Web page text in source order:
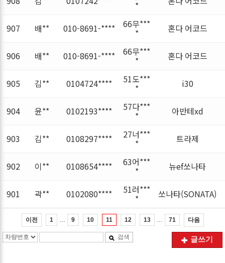
*
907 배** 010-8691-**** 66무***
* 혼다 어코드
906 배** 010-8691-**** 66무***
* 혼다 어코드
905 김** 0104724**** 51도***
* i30
904 윤** 0102193**** 57다***
* 아반테xd
903 김** 0108297**** 27너***
* 트라제
902 이** 0108654**** 63어***
* 뉴ef쏘나타
901 곽** 0102080**** 51러***
* 쏘나타(SONATA)
이전 1 9 10 11 12 13 71 다음
검색 글쓰기